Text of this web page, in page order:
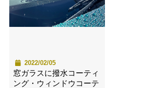
2022/02/05
窓ガラスに撥水コーティ
ング・ウィンドウコーテ